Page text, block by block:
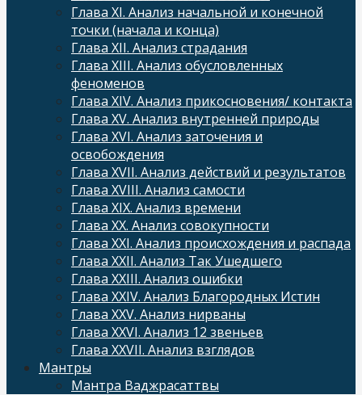
Глава XI. Анализ начальной и конечной
точки (начала и конца)
Глава XII. Анализ страдания
Глава XIII. Анализ обусловленных
феноменов
Глава XIV. Анализ прикосновения/ контакта
Глава XV. Анализ внутренней природы
Глава XVI. Анализ заточения и
освобождения
Глава XVII. Анализ действий и результатов
Глава XVIII. Анализ самости
Глава XIX. Анализ времени
Глава XX. Анализ совокупности
Глава XXI. Анализ происхождения и распада
Глава XXII. Анализ Так Ушедшего
Глава XXIII. Анализ ошибки
Глава XXIV. Анализ Благородных Истин
Глава XXV. Анализ нирваны
Глава XXVI. Анализ 12 звеньев
Глава XXVII. Анализ взглядов
Мантры
Мантра Ваджрасаттвы